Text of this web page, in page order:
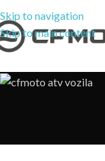
Skip to navigation
Skip to main content